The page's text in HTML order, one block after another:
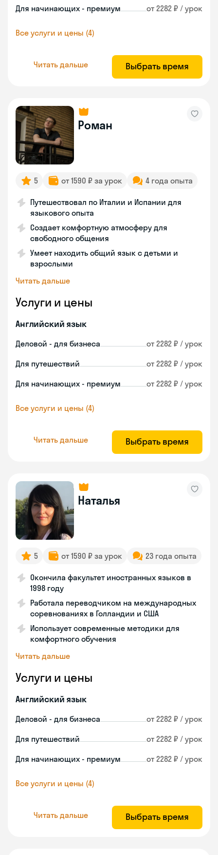
Для начинающих - премиум от 2282 ₽ / урок
Все услуги и цены (4)
Читать дальше Выбрать время
Роман
5 от 1590 ₽ за урок 4 года опыта
Путешествовал по Италии и Испании для
языкового опыта
Создает комфортную атмосферу для
свободного общения
Умеет находить общий язык с детьми и
взрослыми
Читать дальше
Услуги и цены
Английский язык
Деловой - для бизнеса от 2282 ₽ / урок
Для путешествий от 2282 ₽ / урок
Для начинающих - премиум от 2282 ₽ / урок
Все услуги и цены (4)
Читать дальше Выбрать время
Наталья
5 от 1590 ₽ за урок 23 года опыта
Окончила факультет иностранных языков в
1998 году
Работала переводчиком на международных
соревнованиях в Голландии и США
Использует современные методики для
комфортного обучения
Читать дальше
Услуги и цены
Английский язык
Деловой - для бизнеса от 2282 ₽ / урок
Для путешествий от 2282 ₽ / урок
Для начинающих - премиум от 2282 ₽ / урок
Все услуги и цены (4)
Читать дальше Выбрать время